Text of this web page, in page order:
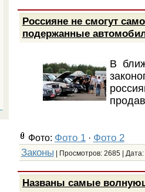
Россияне не смогут
подержанные
В
Фото: Фото 1· Фото 2
Законы | Просмотров: 2685 | Дата:
Названы самые